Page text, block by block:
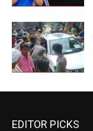
EDITOR PICKS